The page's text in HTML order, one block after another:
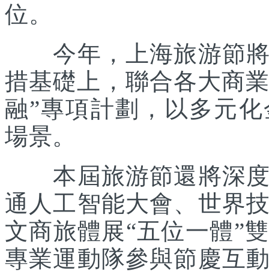
位。
今年，上海旅游節將
措基礎上，聯合各大商
融”專項計劃，以多元
場景。
本屆旅游節還將深度
通人工智能大會、世界
文商旅體展“五位一體”
專業運動隊參與節慶互